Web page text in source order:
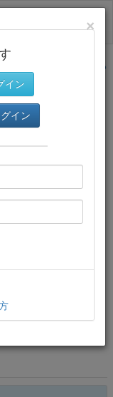
サイトトップに戻る
でき、快適な動画
×
イン
イン